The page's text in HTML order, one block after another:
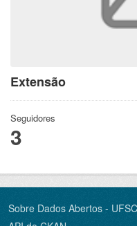
Extensão
Seguidores
3
Sobre Dados Abertos -